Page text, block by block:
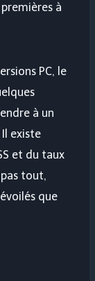
à
PC, le
à un
existe
et du taux
tout,
que